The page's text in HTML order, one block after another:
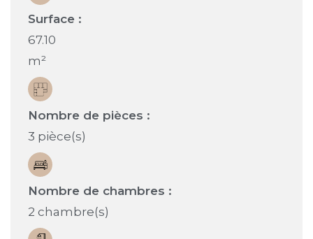
Surface :
67.10
m²
Nombre de pièces :
3 pièce(s)
Nombre de chambres :
2 chambre(s)